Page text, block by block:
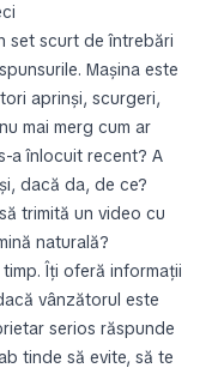
set scurt de întrebări
Mașina este
aprinși, scurgeri,
mai merg cum ar
a înlocuit recent? A
dacă da, de ce?
trimită un video cu
naturală?
Îți oferă informații
vânzătorul este
serios răspunde
tinde să evite, să te